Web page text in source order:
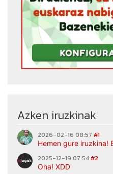
Azken iruzkinak
2026-02-16 08:57 #1
Hemen gure iruzkina!
2025-12-19 07:54#2
Ona! XDD